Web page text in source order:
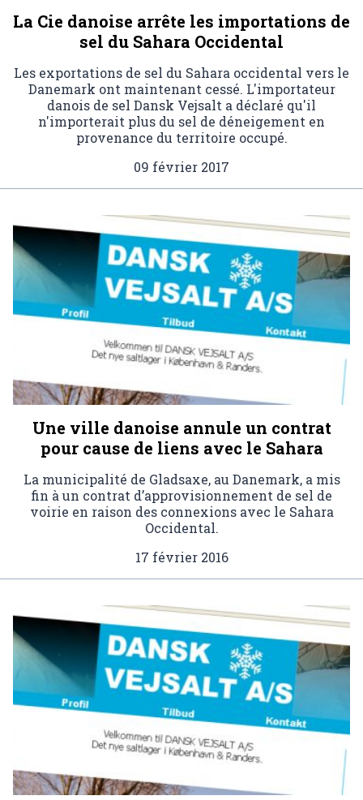
La Cie danoise arrête les importations de
sel du Sahara Occidental
Les exportations de sel du Sahara occidental vers le
Danemark ont maintenant cessé. L'importateur
danois de sel Dansk Vejsalt a déclaré qu'il
n'importerait plus du sel de déneigement en
provenance du territoire occupé.
09 février 2017
Une ville danoise annule un contrat
pour cause de liens avec le Sahara
La municipalité de Gladsaxe, au Danemark, a mis
fin à un contrat d’approvisionnement de sel de
voirie en raison des connexions avec le Sahara
Occidental.
17 février 2016